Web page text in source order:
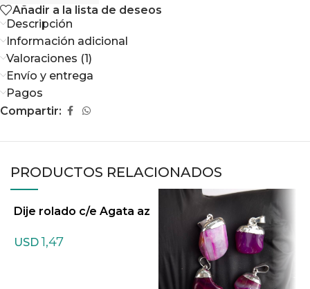
Añadir a la lista de deseos
Descripción
Información adicional
Valoraciones (1)
Envío y entrega
Pagos
Compartir:
PRODUCTOS RELACIONADOS
Dije rolado c/e Agata az
USD 1,47